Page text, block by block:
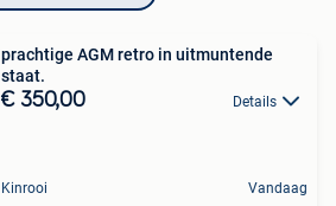
prachtige AGM retro in uitmuntende
staat.
€ 350,00 Details
Kinrooi Vandaag